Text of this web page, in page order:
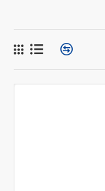
Vrste
razne baterije za
što su Braun,
Nudimo i uslugu